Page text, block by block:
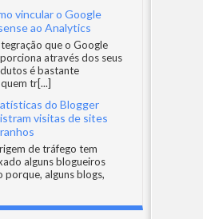
vincular o Google
ao Analytics
que o Google
através dos seus
é bastante
tr[...]
do Blogger
visitas de sites
de tráfego tem
alguns blogueiros
porque, alguns blogs,